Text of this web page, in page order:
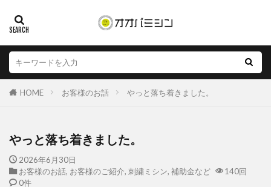
HOME お客様のお話 やっと落ち着きました。
やっと落ち着きました。
2026年6月30日
お客様のお話, お客様のご紹介, 刺繍ミシン, 補助金など
140回
0件